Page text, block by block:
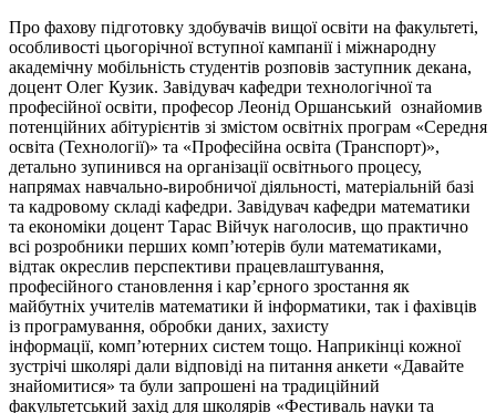
Про фахову підготовку здобувачів вищої освіти на факультеті,
особливості цьогорічної вступної кампанії і міжнародну
академічну мобільність студентів розповів заступник декана,
доцент Олег Кузик. Завідувач кафедри технологічної та
професійної освіти, професор Леонід Оршанський ознайомив
потенційних абітурієнтів зі змістом освітніх програм «Середня
освіта (Технології)» та «Професійна освіта (Транспорт)»,
детально зупинився на організації освітнього процесу,
напрямах навчально-виробничої діяльності, матеріальній базі
та кадровому складі кафедри. Завідувач кафедри математики
та економіки доцент Тарас Війчук наголосив, що практично
всі розробники перших комп’ютерів були математиками,
відтак окреслив перспективи працевлаштування,
професійного становлення і кар’єрного зростання як
майбутніх учителів математики й інформатики, так і фахівців
із програмування, обробки даних, захисту
інформації, комп’ютерних систем тощо. Наприкінці кожної
зустрічі школярі дали відповіді на питання анкети «Давайте
знайомитися» та були запрошені на традиційний
факультетський захід для школярів «Фестиваль науки та